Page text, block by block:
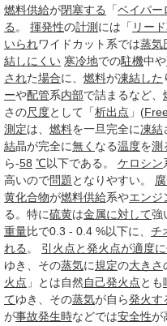
燃料供給が閉塞する 「ベイパー
る 。 揮発性の計測 には「 リード
いられワイドカット系では蒸気
結しにくい 寒冷地での駐機中や
された場合に、 燃料が凍結した
ーや配管系内部で詰まるなど、
さの尺度として「析出点 」(
測定は、 燃料を一旦完全に凍結
結晶が完全に無く なる温度を測
ら-58 ℃以下である。 ケロシン
高いので問題となりやすい。
黄化合物が燃料供給系やエンジ
る。特に硫黄は金属に対して強
重量比で0.3 - 0.4 %以下に、 チ
れる 。 引火点と発火点が適度
ゆき、その蒸気に規定の大きさ
火点 」とは自然自己発火点とも
てゆき、その蒸気が自ら発火す
が事故発生時などでは安全性が